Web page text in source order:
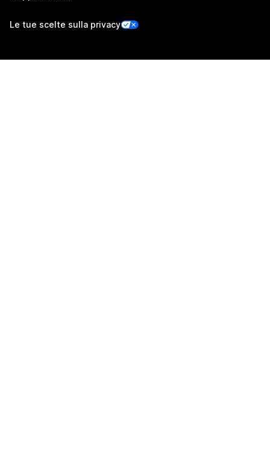
Le tue scelte sulla privacy